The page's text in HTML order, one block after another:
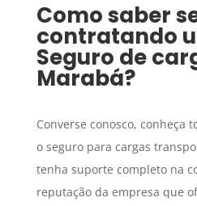
Como saber
contratando
Seguro de
Marabá?
Converse conosco, conheça
o seguro para cargas
tenha suporte completo na
reputação da empresa que